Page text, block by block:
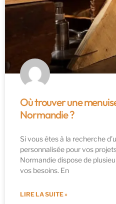
Où trouver une
Normandie ?
Si vous êtes à la recherche
personnalisée pour vos
Normandie dispose de
vos besoins. En
LIRE LA SUITE »